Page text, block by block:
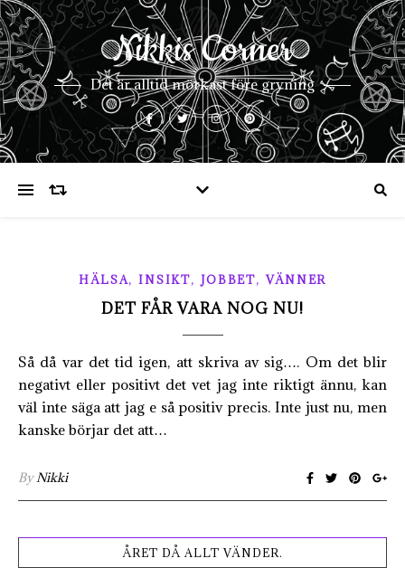
Nikkis Corner
Det är alltid mörkast före gryning
HÄLSA,INSIKT, JOBBET,VÄNNER
DET FÅR VARA NOG NU!
Så då var det tid igen, att skriva av sig…. Om det blir
negativt eller positivt det vet jag inte riktigt ännu, kan
väl inte säga att jag e så positiv precis. Inte just nu, men
kanske börjar det att…
ByNikki
ÅRET DÅ ALLT VÄNDER.